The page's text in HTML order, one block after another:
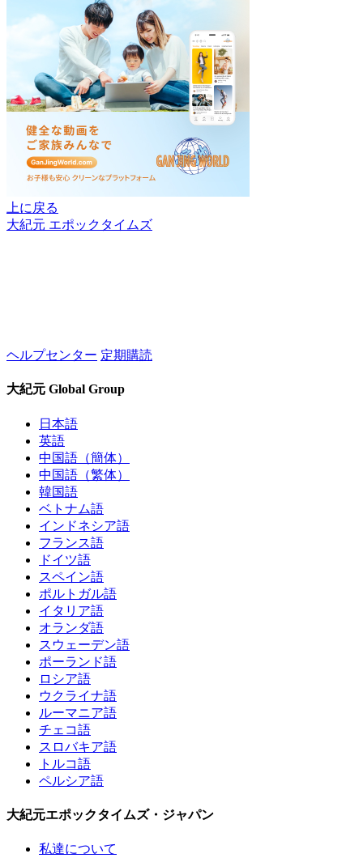
上に戻る
大紀元 エポックタイムズ
ヘルプセンター 定期購読
大紀元 Global Group
日本語
英語
中国語（簡体）
中国語（繁体）
韓国語
ベトナム語
インドネシア語
フランス語
ドイツ語
スペイン語
ポルトガル語
イタリア語
オランダ語
スウェーデン語
ポーランド語
ロシア語
ウクライナ語
ルーマニア語
チェコ語
スロバキア語
トルコ語
ペルシア語
大紀元エポックタイムズ・ジャパン
私達について